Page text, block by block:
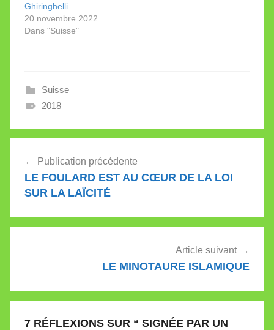
Ghiringhelli
20 novembre 2022
Dans "Suisse"
Suisse
2018
de
l’article
Publication précédente
LE FOULARD EST AU CŒUR DE LA LOI
SUR LA LAÏCITÉ
Article suivant
LE MINOTAURE ISLAMIQUE
7 RÉFLEXIONS SUR “ SIGNÉE PAR UN